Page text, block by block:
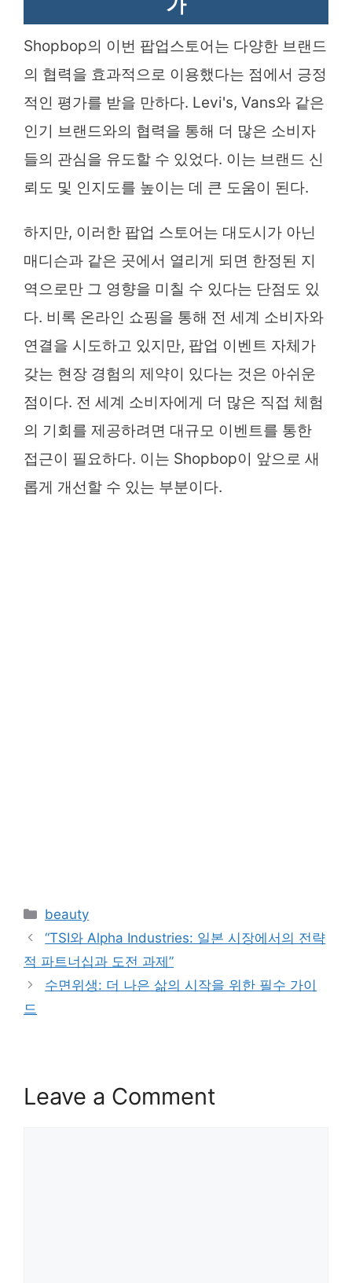
Shopbop의 이번 팝업스토어는 다양한 브랜드
의 협력을 효과적으로 이용했다는 점에서 긍정
적인 평가를 받을 만하다. Levi's, Vans와 같은
인기 브랜드와의 협력을 통해 더 많은 소비자
들의 관심을 유도할 수 있었다. 이는 브랜드 신
뢰도 및 인지도를 높이는 데 큰 도움이 된다.
하지만, 이러한 팝업 스토어는 대도시가 아닌
매디슨과 같은 곳에서 열리게 되면 한정된 지
역으로만 그 영향을 미칠 수 있다는 단점도 있
다. 비록 온라인 쇼핑을 통해 전 세계 소비자와
연결을 시도하고 있지만, 팝업 이벤트 자체가
갖는 현장 경험의 제약이 있다는 것은 아쉬운
점이다. 전 세계 소비자에게 더 많은 직접 체험
의 기회를 제공하려면 대규모 이벤트를 통한
접근이 필요하다. 이는 Shopbop이 앞으로 새
롭게 개선할 수 있는 부분이다.
Categories
beauty
“TSI와 Alpha Industries: 일본 시장에서의 전략
적 파트너십과 도전 과제”
수면위생: 더 나은 삶의 시작을 위한 필수 가이
드
Leave a Comment